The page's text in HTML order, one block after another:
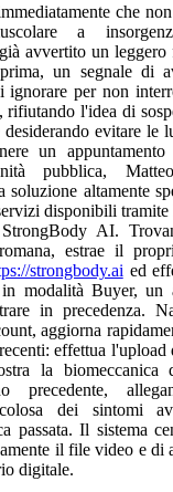
che
a
avvertito un
un segnale di
ignorare per non
l'idea di
evitare le
un
pubblica,
soluzione altamente
disponibili
AI.
estrae il
strongbody.ai ed
modalità Buyer, un
in precedenza.
aggiorna
effettua
la biomeccanica
precedente,
dei sintomi
passata. Il sistema
il file video e di
digitale.